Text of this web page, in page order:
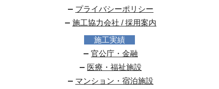
プライバシーポリシー
施工協力会社 / 採用案内
施工実績
官公庁・金融
医療・福祉施設
マンション・宿泊施設